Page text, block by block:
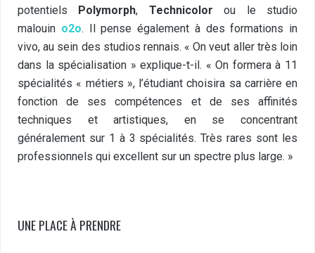
potentiels Polymorph, Technicolor ou le studio
malouin o2o. Il pense également à des formations in
vivo, au sein des studios rennais. « On veut aller très loin
dans la spécialisation » explique-t-il. « On formera à 11
spécialités « métiers », l’étudiant choisira sa carrière en
fonction de ses compétences et de ses affinités
techniques et artistiques, en se concentrant
généralement sur 1 à 3 spécialités. Très rares sont les
professionnels qui excellent sur un spectre plus large. »
UNE PLACE À PRENDRE